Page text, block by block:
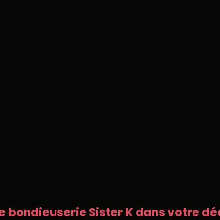
bondieuserie Sister K dans votre